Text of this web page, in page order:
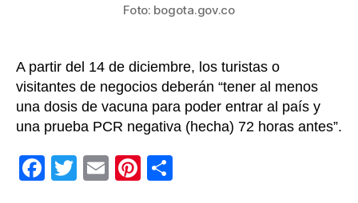
Foto: bogota.gov.co
A partir del 14 de diciembre, los turistas o
visitantes de negocios deberán “tener al menos
una dosis de vacuna para poder entrar al país y
una prueba PCR negativa (hecha) 72 horas antes”.
F
T
E
Pi